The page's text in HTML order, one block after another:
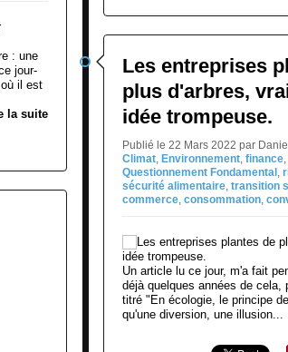
: une
jour-
il est
la suite
Les entreprises
plus d'arbres,
idée trompeuse.
Publié le 22 Mars 2022 par
Climat, Environnement, finance,
Questionnement Fondamental ,
sécurité alimentaire, transition
commerce, consommation,
Un article lu ce jour, m'a fait
déjà quelques années de cela,
titré "En écologie, le principe
qu'une diversion, une illusion...